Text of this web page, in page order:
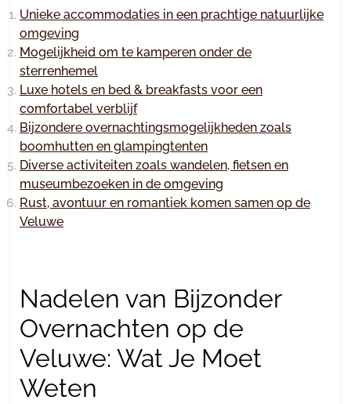
Unieke accommodaties in een prachtige natuurlijke
omgeving
Mogelijkheid om te kamperen onder de
sterrenhemel
Luxe hotels en bed & breakfasts voor een
comfortabel verblijf
Bijzondere overnachtingsmogelijkheden zoals
boomhutten en glampingtenten
Diverse activiteiten zoals wandelen, fietsen en
museumbezoeken in de omgeving
Rust, avontuur en romantiek komen samen op de
Veluwe
Nadelen van Bijzonder
Overnachten op de
Veluwe: Wat Je Moet
Weten